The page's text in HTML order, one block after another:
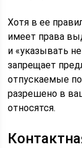
Хотя в ее
имеет права
и «указывать
запрещает
отпускаемые
разрешено в
относятся.